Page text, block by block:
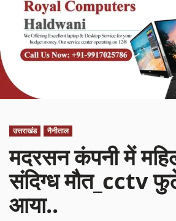
उत्तराखंड नैनीताल
मदरसन कंपनी में
संदिग्ध मौत_cctv
आया..